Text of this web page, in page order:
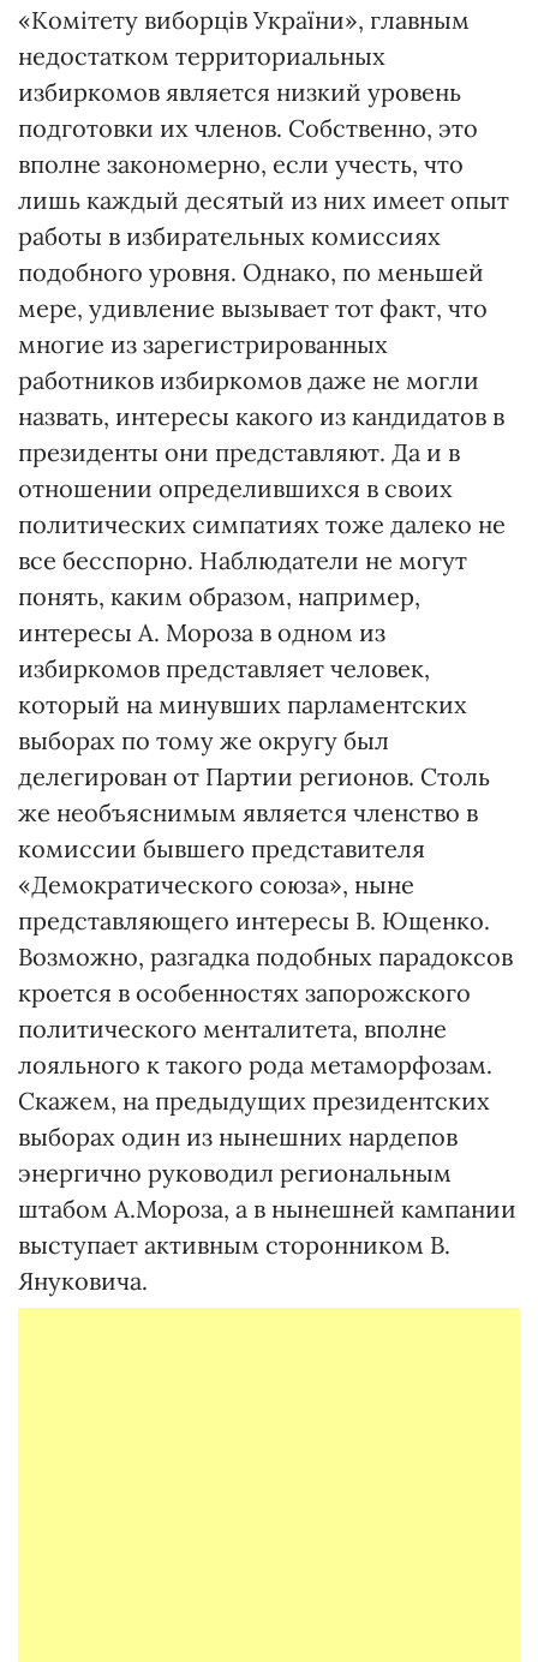
«Комітету виборців України», главным
недостатком территориальных
избиркомов является низкий уровень
подготовки их членов. Собственно, это
вполне закономерно, если учесть, что
лишь каждый десятый из них имеет опыт
работы в избирательных комиссиях
подобного уровня. Однако, по меньшей
мере, удивление вызывает тот факт, что
многие из зарегистрированных
работников избиркомов даже не могли
назвать, интересы какого из кандидатов в
президенты они представляют. Да и в
отношении определившихся в своих
политических симпатиях тоже далеко не
все бесспорно. Наблюдатели не могут
понять, каким образом, например,
интересы А. Мороза в одном из
избиркомов представляет человек,
который на минувших парламентских
выборах по тому же округу был
делегирован от Партии регионов. Столь
же необъяснимым является членство в
комиссии бывшего представителя
«Демократического союза», ныне
представляющего интересы В. Ющенко.
Возможно, разгадка подобных парадоксов
кроется в особенностях запорожского
политического менталитета, вполне
лояльного к такого рода метаморфозам.
Скажем, на предыдущих президентских
выборах один из нынешних нардепов
энергично руководил региональным
штабом А.Мороза, а в нынешней кампании
выступает активным сторонником В.
Януковича.